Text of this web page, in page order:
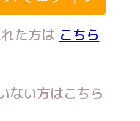
た方は こちら
ない方はこちら